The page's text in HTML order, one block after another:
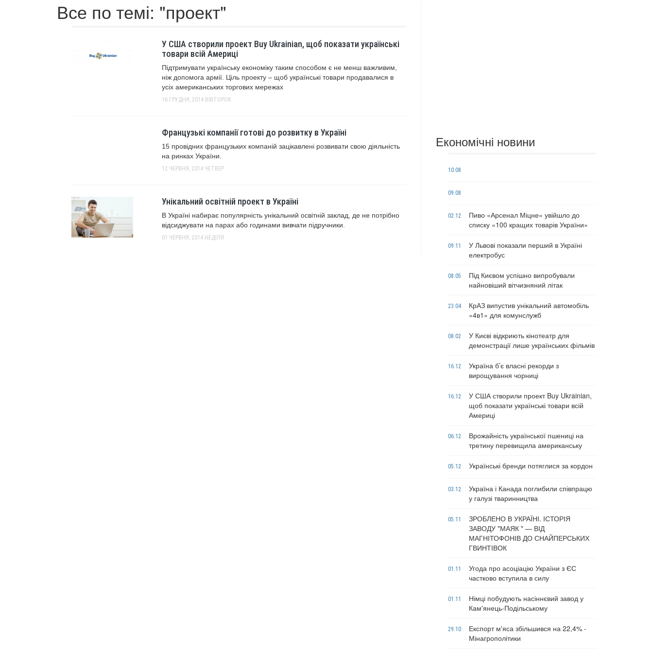
Все по темі: "проект"
У США створили проект Buy Ukrainian, щоб показати українські
товари всій Америці
Підтримувати українську економіку таким способом є не менш важливим,
ніж допомога армії. Ціль проекту – щоб українські товари продавалися в
усіх американських торгових мережах
16 ГРУДНЯ, 2014 ВІВТОРОК
Французькі компанії готові до розвитку в Україні
15 провідних французьких компаній зацікавлені розвивати свою діяльність
на ринках України.
12 ЧЕРВНЯ, 2014 ЧЕТВЕР
Унікальний освітній проект в Україні
В Україні набирає популярність унікальний освітній заклад, де не потрібно
відсиджувати на парах або годинами вивчати підручники.
01 ЧЕРВНЯ, 2014 НЕДІЛЯ
Економічні новини
10.08
09.08
02.12
Пиво «Арсенал Міцне» увійшло до
списку «100 кращих товарів України»
09.11
У Львові показали перший в Україні
електробус
08.05
Під Києвом успішно випробували
найновіший вітчизняний літак
23.04
КрАЗ випустив унікальний автомобіль
«4в1» для комунслужб
08.02
У Києві відкриють кінотеатр для
демонстрації лише українських фільмів
16.12
Україна б’є власні рекорди з
вирощування чорниці
16.12
У США створили проект Buy Ukrainian,
щоб показати українські товари всій
Америці
06.12
Врожайність української пшениці на
третину перевищила американську
05.12 Українські бренди потяглися за кордон
03.12
Україна і Канада поглибили співпрацю
у галузі тваринництва
05.11
ЗРОБЛЕНО В УКРАЇНІ. ІСТОРІЯ
ЗАВОДУ "МАЯК " — ВІД
МАГНІТОФОНІВ ДО СНАЙПЕРСЬКИХ
ГВИНТІВОК
01.11
Угода про асоціацію України з ЄС
частково вступила в силу
01.11
Німці побудують насіннєвий завод у
Кам'янець-Подільському
29.10
Експорт м'яса збільшився на 22,4% -
Мінагрополітики